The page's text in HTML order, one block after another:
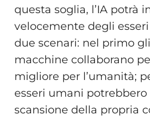
questa soglia, l’IA potrà
velocemente degli
due scenari: nel primo
macchine collaborano
migliore per l’umanità;
esseri umani potrebbero
scansione della propria